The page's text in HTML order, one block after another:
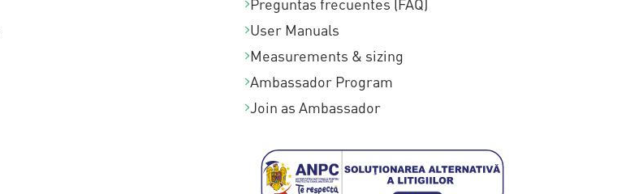
Preguntas frecuentes (FAQ)
User Manuals
Measurements & sizing
Ambassador Program
Join as Ambassador